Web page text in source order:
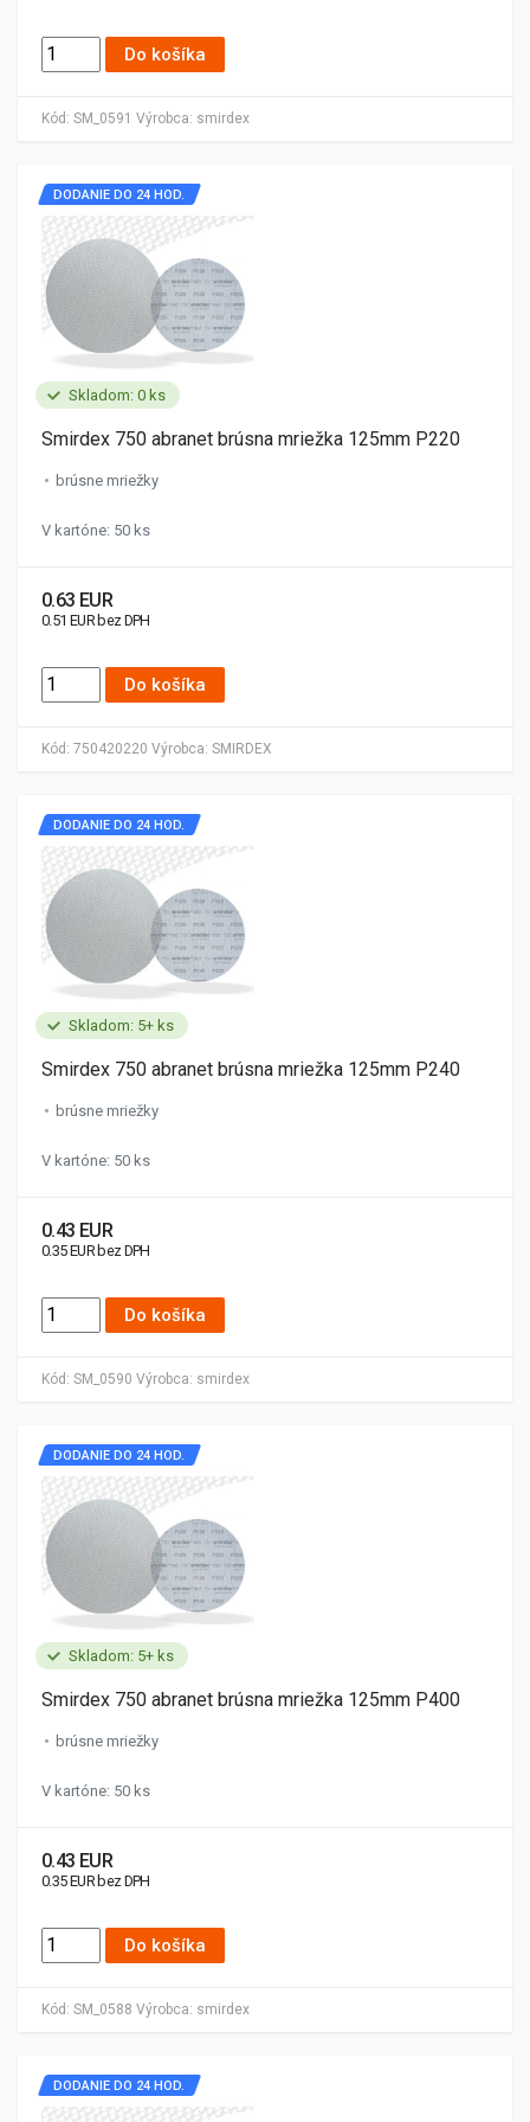
Kód: SM_0591 Výrobca: smirdex
Do košíka
Skladom: 0 ks
Kód: 750420220 Výrobca: SMIRDEX
DODANIE DO 24 HOD.
Smirdex 750 abranet brúsna mriežka 125mm P220
brúsne mriežky
V kartóne: 50 ks
0.63 EUR
0.51 EUR bez DPH
Do košíka
Skladom: 5+ ks
Kód: SM_0590 Výrobca: smirdex
DODANIE DO 24 HOD.
Smirdex 750 abranet brúsna mriežka 125mm P240
brúsne mriežky
V kartóne: 50 ks
0.43 EUR
0.35 EUR bez DPH
Do košíka
Skladom: 5+ ks
Kód: SM_0588 Výrobca: smirdex
DODANIE DO 24 HOD.
Smirdex 750 abranet brúsna mriežka 125mm P400
brúsne mriežky
V kartóne: 50 ks
0.43 EUR
0.35 EUR bez DPH
Do košíka
DODANIE DO 24 HOD.